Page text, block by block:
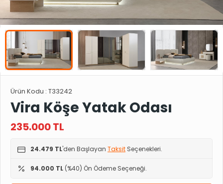
Ürün Kodu : T33242
Vira Köşe Yatak Odası
235.000TL
24.479 TL'den Başlayan Taksit Seçenekleri.
94.000 TL (%40) Ön Ödeme Seçeneği.